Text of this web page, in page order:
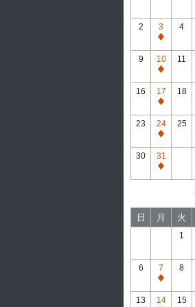
2
3
通
常
休
館
4
9
10
通
常
休
館
11
16
17
通
常
休
館
18
23
24
通
常
休
館
25
30
31
通
館
日 月 火
1
6
7
通
常
8
13 14 15